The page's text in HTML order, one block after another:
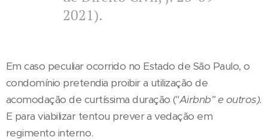
2021).
Em caso peculiar ocorrido no Estado de São Paulo, o
condomínio pretendia proibir a utilização de
acomodação de curtíssima duração ("Airbnb" e outros).
E para viabilizar tentou prever a vedação em
regimento interno.